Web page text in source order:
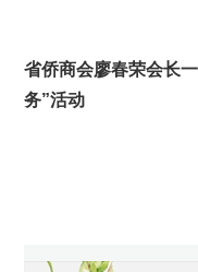
省侨商会廖春荣会长
务”活动